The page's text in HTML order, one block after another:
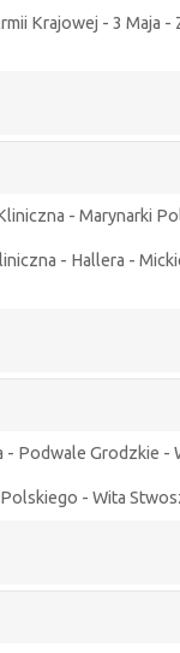
Krajowej - 3 Maja
- Marynarki
- Hallera -
Podwale Grodzkie -
- Wita